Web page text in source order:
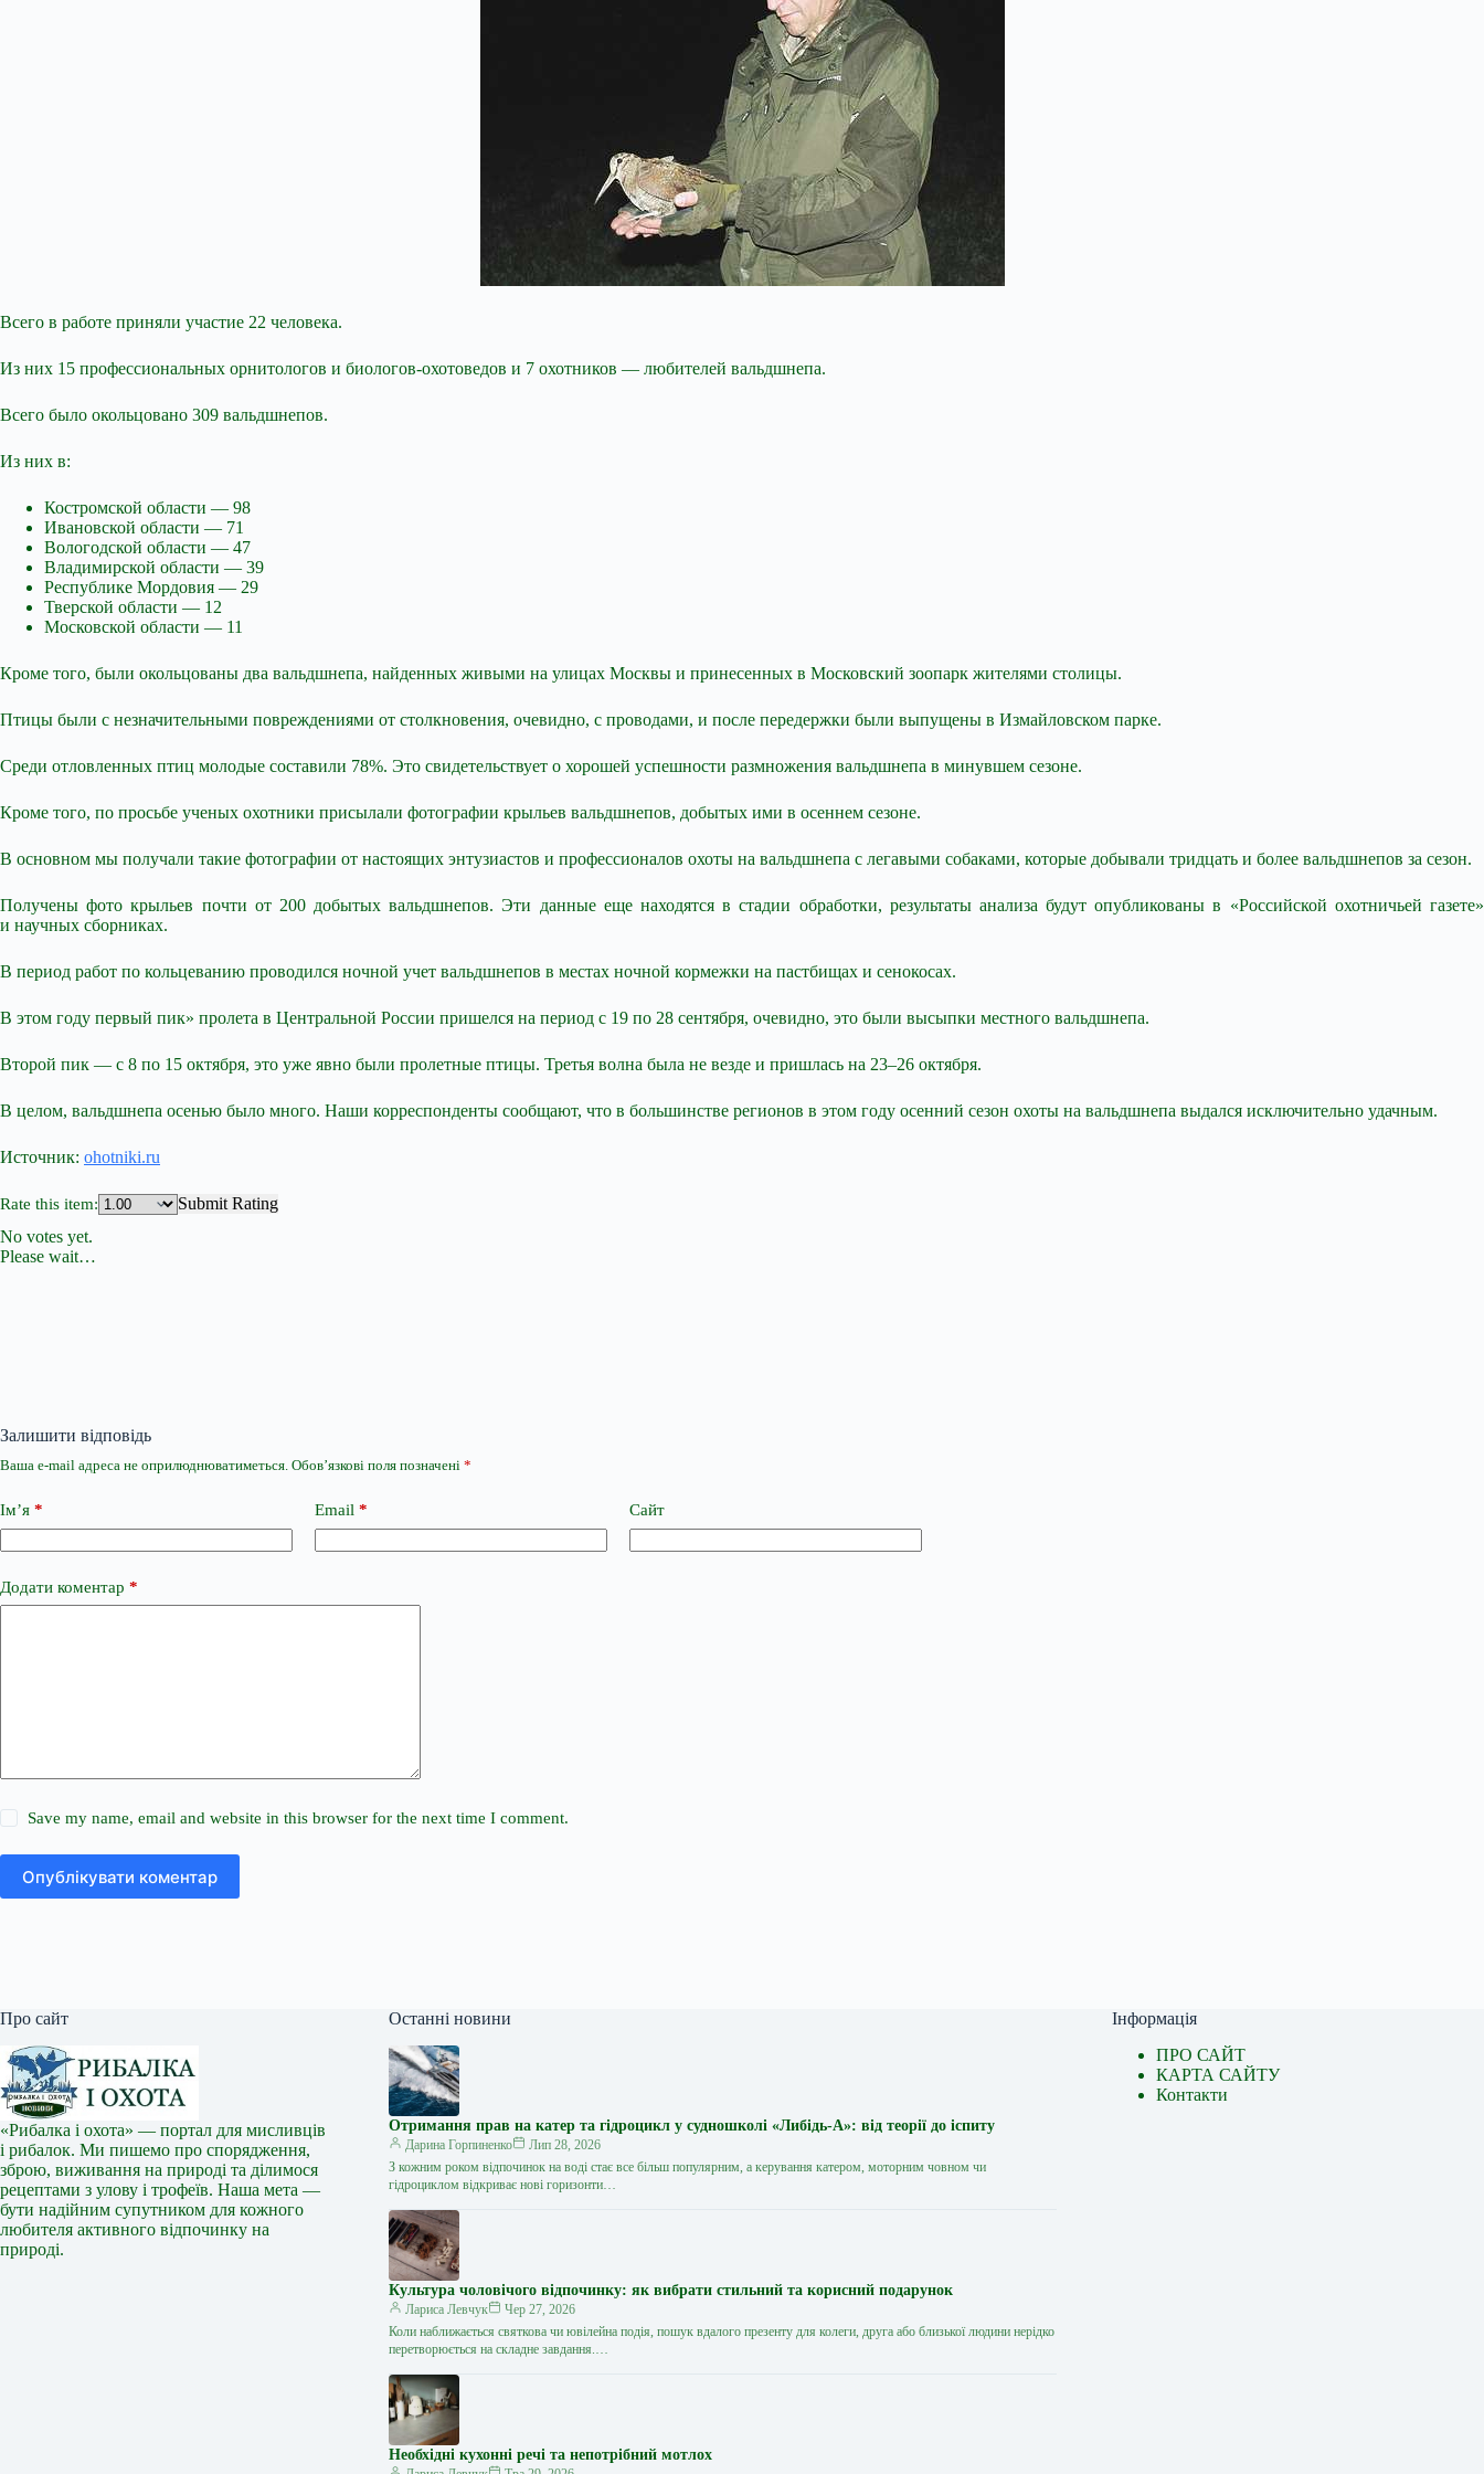
Всего в работе приняли участие 22 человека.
Из них 15 профессиональных орнитологов и биологов-охотоведов и 7 охотников — любителей вальдшнепа.
Всего было окольцовано 309 вальдшнепов.
Из них в:
Костромской области — 98
Ивановской области — 71
Вологодской области — 47
Владимирской области — 39
Республике Мордовия — 29
Тверской области — 12
Московской области — 11
Кроме того, были окольцованы два вальдшнепа, найденных живыми на улицах Москвы и принесенных в Московский зоопарк жителями столицы.
Птицы были с незначительными повреждениями от столкновения, очевидно, с проводами, и после передержки были выпущены в Измайловском парке.
Среди отловленных птиц молодые составили 78%. Это свидетельствует о хорошей успешности размножения вальдшнепа в минувшем сезоне.
Кроме того, по просьбе ученых охотники присылали фотографии крыльев вальдшнепов, добытых ими в осеннем сезоне.
В основном мы получали такие фотографии от настоящих энтузиастов и профессионалов охоты на вальдшнепа с легавыми собаками, которые добывали тридцать и более вальдшнепов за сезон.
Получены фото крыльев почти от 200 добытых вальдшнепов. Эти данные еще находятся в стадии обработки, результаты анализа будут опубликованы в «Российской охотничьей газете»
и научных сборниках.
В период работ по кольцеванию проводился ночной учет вальдшнепов в местах ночной кормежки на пастбищах и сенокосах.
В этом году первый пик» пролета в Центральной России пришелся на период с 19 по 28 сентября, очевидно, это были высыпки местного вальдшнепа.
Второй пик — с 8 по 15 октября, это уже явно были пролетные птицы. Третья волна была не везде и пришлась на 23–26 октября.
В целом, вальдшнепа осенью было много. Наши корреспонденты сообщают, что в большинстве регионов в этом году осенний сезон охоты на вальдшнепа выдался исключительно удачным.
Источник: ohotniki.ru
Rate this item:
Submit Rating
No votes yet.
Please wait…
Залишити відповідь
Ваша e-mail адреса не оприлюднюватиметься. Обов’язкові поля позначені *
Ім’я * Email * Сайт
Додати коментар *
Save my name, email and website in this browser for the next time I comment.
Опублікувати коментар
Про сайт
«Рибалка і охота» — портал для мисливців
і рибалок. Ми пишемо про спорядження,
зброю, виживання на природі та ділимося
рецептами з улову і трофеїв. Наша мета —
бути надійним супутником для кожного
любителя активного відпочинку на
природі.
Останні новини
Отримання прав на катер та гідроцикл у судношколі «Либідь-А»: від теорії до іспиту
Дарина Горпиненко
Лип 28, 2026
З кожним роком відпочинок на воді стає все більш популярним, а керування катером, моторним човном чи
гідроциклом відкриває нові горизонти…
Культура чоловічого відпочинку: як вибрати стильний та корисний подарунок
Лариса Левчук
Чер 27, 2026
Коли наближається святкова чи ювілейна подія, пошук вдалого презенту для колеги, друга або близької людини нерідко
перетворюється на складне завдання.…
Необхідні кухонні речі та непотрібний мотлох
Інформація
ПРО САЙТ
КАРТА САЙТУ
Контакти